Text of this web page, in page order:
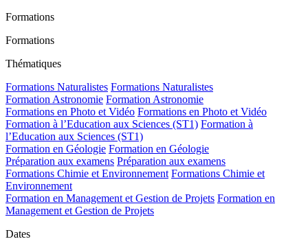
Formations
Formations
Thématiques
Formations Naturalistes Formations Naturalistes
Formation Astronomie Formation Astronomie
Formations en Photo et Vidéo Formations en Photo et Vidéo
Formation à l’Education aux Sciences (ST1) Formation à
l’Education aux Sciences (ST1)
Formation en Géologie Formation en Géologie
Préparation aux examens Préparation aux examens
Formations Chimie et Environnement Formations Chimie et
Environnement
Formation en Management et Gestion de Projets Formation en
Management et Gestion de Projets
Dates